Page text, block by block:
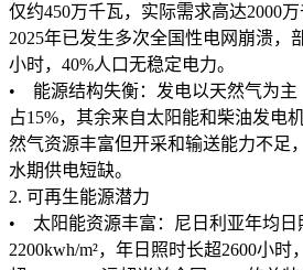
仅约450万千瓦，实际需求高达2000万
2025年已发生多次全国性电网崩溃，
小时，40%人口无稳定电力。
• 能源结构失衡：发电以天然气为主
占15%，其余来自太阳能和柴油发电
然气资源丰富但开采和输送能力不足
水期供电短缺。
2. 可再生能源潜力
• 太阳能资源丰富：尼日利亚年均日
2200kwh/m²，年日照时长超2600小